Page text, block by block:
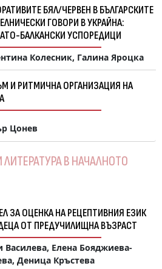
ГОВОРИ В УКРАЙНА:
БАЛКАНСКИ УСПОРЕДИЦИ
Колесник, Гaлина Яроцка
Цонев
ЛИТЕРАТУРА В НАЧАЛНОТО
ОТ ПРЕДУЧИЛИЩНА ВЪЗРАСТ
Василева, Елена Бояджиева-
Деница Кръстева